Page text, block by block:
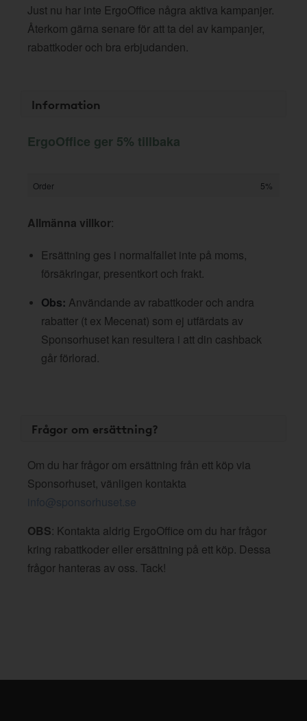
Just nu har inte ErgoOffice några aktiva kampanjer.
Återkom gärna senare för att ta del av kampanjer,
rabattkoder och bra erbjudanden.
Information
ErgoOffice ger 5% tillbaka
Order 5%
Allmänna villkor:
Ersättning ges i normalfallet inte på moms,
försäkringar, presentkort och frakt.
Obs: Användande av rabattkoder och andra
rabatter (t ex Mecenat) som ej utfärdats av
Sponsorhuset kan resultera i att din cashback
går förlorad.
Frågor om ersättning?
Om du har frågor om ersättning från ett köp via
Sponsorhuset, vänligen kontakta
info@sponsorhuset.se
OBS: Kontakta aldrig ErgoOffice om du har frågor
kring rabattkoder eller ersättning på ett köp. Dessa
frågor hanteras av oss. Tack!